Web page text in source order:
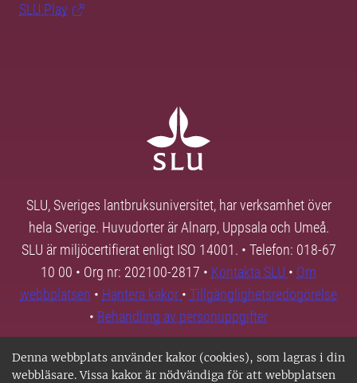
Denna webbplats använder kakor (cookies), som lagras i din
webbläsare. Vissa kakor är nödvändiga för att webbplatsen
SLU Play
SLU, Sveriges lantbruksuniversitet, har verksamhet över
hela Sverige. Huvudorter är Alnarp, Uppsala och Umeå.
SLU är miljöcertifierat enligt ISO 14001. • Telefon: 018-67
10 00 • Org nr: 202100-2817 • Kontakta SLU • Om
webbplatsen • Hantera kakor • Tillgänglighetsredogörelse
• Behandling av personuppgifter